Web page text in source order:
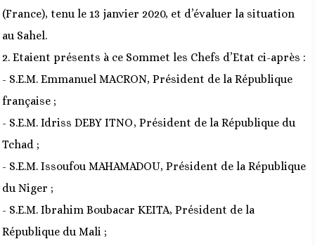
(France), tenu le 13 janvier 2020, et d’évaluer la situation
au Sahel.
2. Etaient présents à ce Sommet les Chefs d’Etat ci-après :
- S.E.M. Emmanuel MACRON, Président de la République
française ;
- S.E.M. Idriss DEBY ITNO, Président de la République du
Tchad ;
- S.E.M. Issoufou MAHAMADOU, Président de la République
du Niger ;
- S.E.M. Ibrahim Boubacar KEITA, Président de la
République du Mali ;